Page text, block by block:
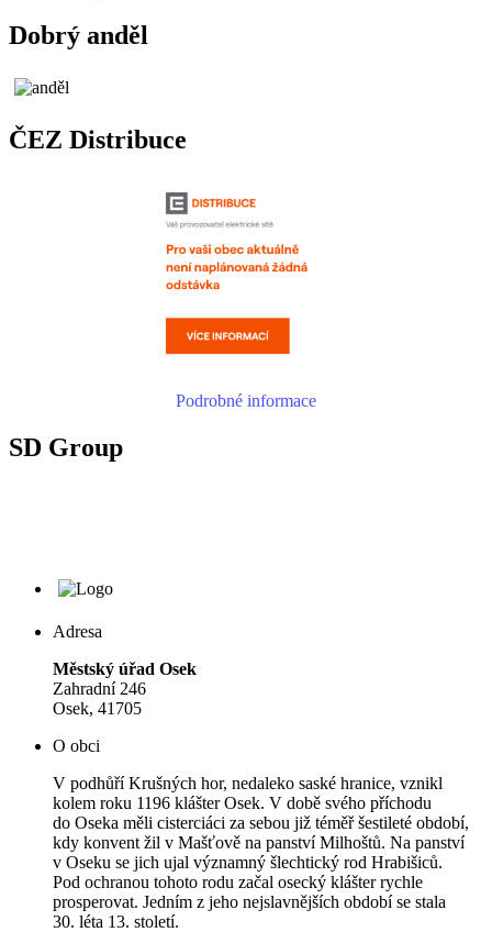
Dobrý anděl
ČEZ Distribuce
Podrobné informace
SD Group
Adresa
Městský úřad Osek
Zahradní 246
Osek, 41705
O obci
V podhůří Krušných hor, nedaleko saské hranice, vznikl
kolem roku 1196 klášter Osek. V době svého příchodu
do Oseka měli cisterciáci za sebou již téměř šestileté období,
kdy konvent žil v Mašťově na panství Milhoštů. Na panství
v Oseku se jich ujal významný šlechtický rod Hrabišiců.
Pod ochranou tohoto rodu začal osecký klášter rychle
prosperovat. Jedním z jeho nejslavnějších období se stala
30. léta 13. století.